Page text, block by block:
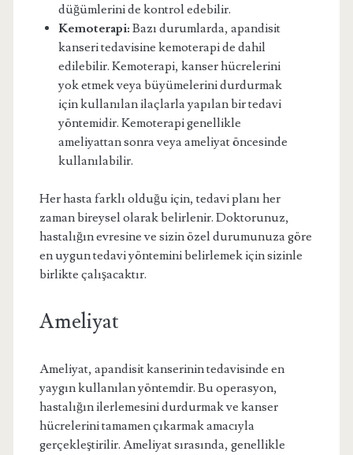
düğümlerini de kontrol edebilir.
Kemoterapi: Bazı durumlarda, apandisit
kanseri tedavisine kemoterapi de dahil
edilebilir. Kemoterapi, kanser hücrelerini
yok etmek veya büyümelerini durdurmak
için kullanılan ilaçlarla yapılan bir tedavi
yöntemidir. Kemoterapi genellikle
ameliyattan sonra veya ameliyat öncesinde
kullanılabilir.
Her hasta farklı olduğu için, tedavi planı her
zaman bireysel olarak belirlenir. Doktorunuz,
hastalığın evresine ve sizin özel durumunuza göre
en uygun tedavi yöntemini belirlemek için sizinle
birlikte çalışacaktır.
Ameliyat
Ameliyat, apandisit kanserinin tedavisinde en
yaygın kullanılan yöntemdir. Bu operasyon,
hastalığın ilerlemesini durdurmak ve kanser
hücrelerini tamamen çıkarmak amacıyla
gerçekleştirilir. Ameliyat sırasında, genellikle